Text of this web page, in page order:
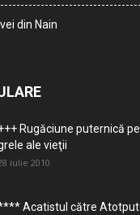
din Nain
Rugăciune puternică
ale vieţii
iulie 2010
Acatistul către